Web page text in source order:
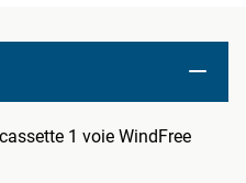
1 voie WindFree